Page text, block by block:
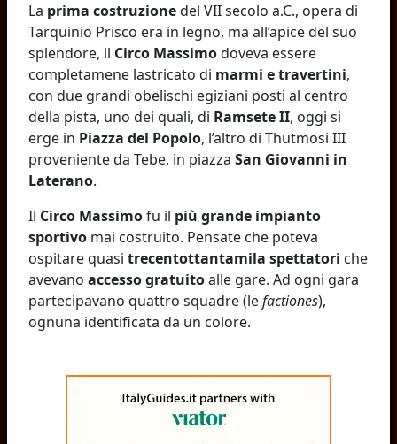
La prima costruzionedel VII secolo a.C., opera di
Tarquinio Prisco era in legno, ma all’apice del suo
splendore, il Circo Massimodoveva essere
completamene lastricato di marmi e travertini,
con due grandi obelischi egiziani posti al centro
della pista, uno dei quali, di Ramsete II, oggi si
erge in Piazza del Popolo, l’altro di Thutmosi III
proveniente da Tebe, in piazza San Giovanni in
Laterano.
Il Circo Massimofu il più grande impianto
sportivo mai costruito. Pensate che poteva
ospitare quasi trecentottantamila spettatori che
avevano accesso gratuitoalle gare. Ad ogni gara
partecipavano quattro squadre (lefactiones),
ognuna identificata da un colore.